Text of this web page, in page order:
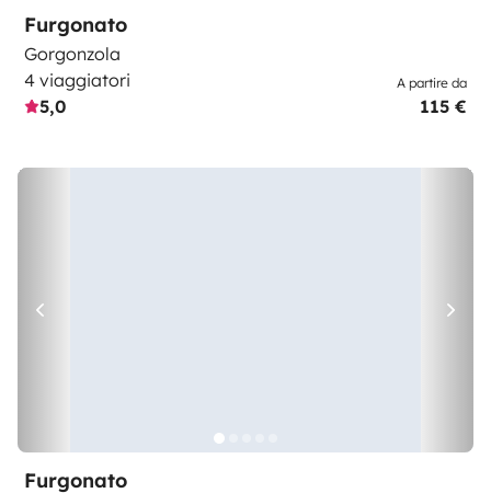
Furgonato
Gorgonzola
4 viaggiatori
5,0
A partire da
115 €
Furgonato